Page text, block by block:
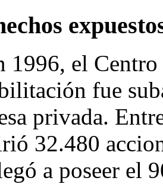
1996, el
fue
privada.
32.480
a poseer el